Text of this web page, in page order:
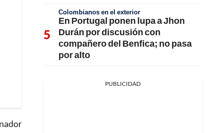
Colombianos en el exterior
En Portugal ponen lupa a Jhon
Durán por discusión con
compañero del Benfica; no pasa
por alto
PUBLICIDAD